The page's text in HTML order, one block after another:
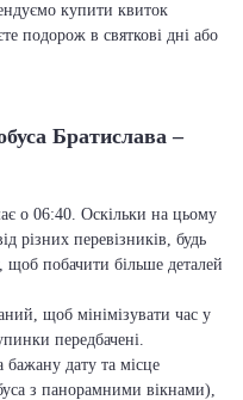
купити квиток
подорож в святкові дні або
Братислава –
о 06:40. Оскільки на цьому
різних перевізників, будь
побачити більше деталей
щоб мінімізувати час у
передбачені.
дату та місце
з панорамними вікнами),